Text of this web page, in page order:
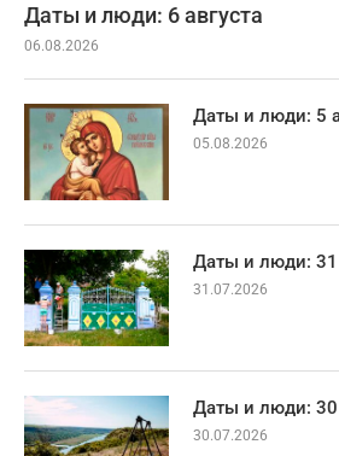
Даты и люди: 6 августа
06.08.2026
Даты и люди: 5
05.08.2026
Даты и люди:
31.07.2026
Даты и люди:
30.07.2026